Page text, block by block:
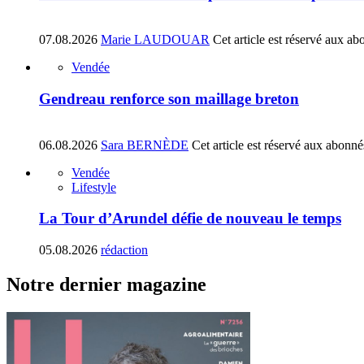
07.08.2026 Marie LAUDOUAR Cet article est réservé aux
Vendée
Gendreau renforce son maillage breton
06.08.2026 Sara BERNÈDE Cet article est réservé aux
Vendée
Lifestyle
La Tour d’Arundel défie de nouveau le temps
05.08.2026 rédaction
Notre dernier magazine